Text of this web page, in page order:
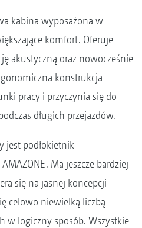
kabina wyposażona w
komfort. Oferuje
akustyczną oraz nowocześnie
konstrukcja
pracy i przyczynia się do
długich przejazdów.
jest podłokietnik
Ma jeszcze bardziej
się na jasnej koncepcji
celowo niewielką liczbą
w logiczny sposób. Wszystkie